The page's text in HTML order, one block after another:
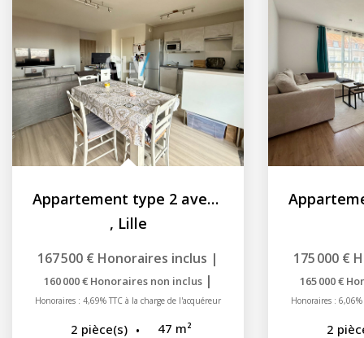
Appartement type 2 avec parking à Lille secteur Lille Fives
, Lille
167 500 € Honoraires inclus |
160 000 € Honoraires non inclus |
Honoraires : 4,69% TTC à la charge de l'acquéreur
2 pièce(s) 47 m²
175 000 €
165 000 €
Honoraires :
2